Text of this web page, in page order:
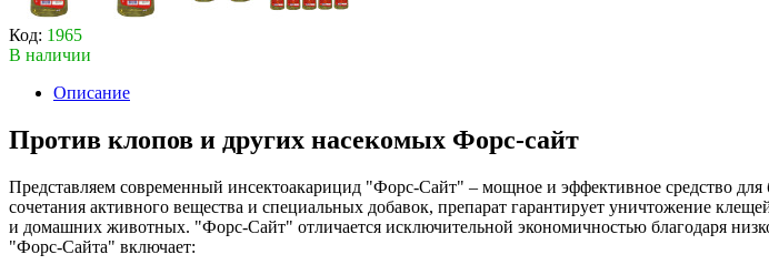
Код: 1965
В наличии
Описание
Против клопов и других насекомых Форс-сайт
Представляем современный инсектоакарицид "Форс-Сайт" – мощное и эффективное средство
сочетания активного вещества и специальных добавок, препарат гарантирует уничтожение
и домашних животных. "Форс-Сайт" отличается исключительной экономичностью благодаря
"Форс-Сайта" включает: